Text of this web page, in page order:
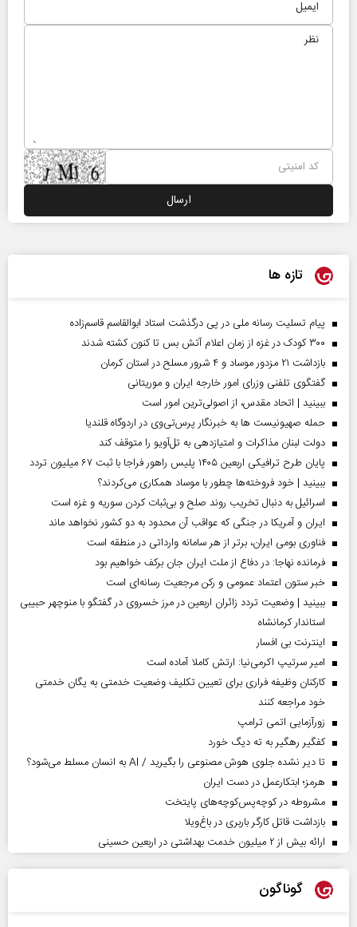
تازه ها
پیام تسلیت رسانه ملی در پی درگذشت استاد ابوالقاسم قاسم‌زاده
۳۰۰ کودک در غزه از زمان اعلام آتش بس تا کنون کشته شدند
بازداشت ۲۱ مزدور موساد و ۴ شرور مسلح در استان کرمان
گفتگوی تلفنی وزرای امور خارجه ایران و موریتانی
ببینید | اتحاد مقدس، از اصولی‌ترین امور است
حمله صهیونیست ها به خبرنگار پرس‌تی‌وی در اردوگاه قلندیا
دولت لبنان مذاکرات و امتیازدهی به تل‌آویو را متوقف کند
پایان طرح ترافیکی اربعین ۱۴۰۵ پلیس راهور فراجا با ثبت ۶۷ میلیون تردد
ببینید | خود فروخته‌ها چطور با موساد همکاری می‌کردند؟
اسرائیل به دنبال تخریب روند صلح و بی‌ثبات کردن سوریه و غزه است
ایران و آمریکا در جنگی که عواقب آن محدود به دو کشور نخواهد ماند
فناوری بومی ایران، برتر از هر سامانه وارداتی در منطقه است
فرمانده نهاجا: در دفاع از ملت ایران جان برکف خواهیم بود
خبر ستون اعتماد عمومی و رکن مرجعیت رسانه‌ای است
ببینید | وضعیت تردد زائران اربعین در مرز خسروی در گفتگو با منوچهر حبیبی
استاندار کرمانشاه
اینترنت بی افسار
امیر سرتیپ اکرمی‌نیا: ارتش کاملا آماده است
کارکنان وظیفه فراری برای تعیین تکلیف وضعیت خدمتی به یگان خدمتی
خود مراجعه کنند
زورآزمایی اتمی ترامپ
کفگیر رهگیر به ته دیگ خورد
تا دیر نشده جلوی هوش مصنوعی را بگیرید / AI به انسان مسلط می‌شود؟
هرمز؛ ابتکارعمل در دست ایران
مشروطه در کوچه‌پس‌کوچه‌های پایتخت
بازداشت قاتل کارگر باربری در باغ‌ویلا
ارائه بیش از ۲ میلیون خدمت بهداشتی در اربعین حسینی
گوناگون